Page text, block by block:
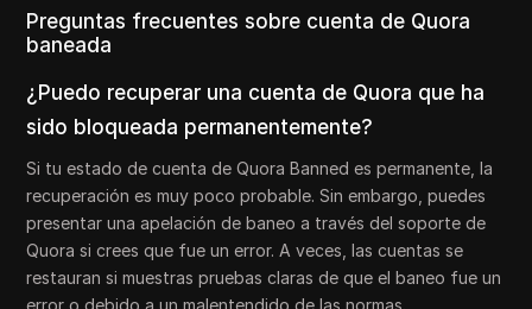
Preguntas frecuentes sobre cuenta de Quora
baneada
¿Puedo recuperar una cuenta de Quora que ha
sido bloqueada permanentemente?
Si tu estado de cuenta de Quora Banned es permanente, la
recuperación es muy poco probable. Sin embargo, puedes
presentar una apelación de baneo a través del soporte de
Quora si crees que fue un error. A veces, las cuentas se
restauran si muestras pruebas claras de que el baneo fue un
error o debido a un malentendido de las normas.